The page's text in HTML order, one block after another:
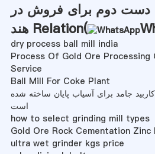
دست دوم برای فروش در
هند Relation(
dry process ball mill india
Process Of Gold Ore Processing
Service
Ball Mill For Coke Plant
جامد برای آسیاب پایان ساخته شده
است
how to select grinding mill types
Gold Ore Rock Cementation
ultra wet grinder kgs price